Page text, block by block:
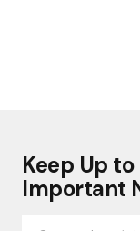
Keep Up
Important